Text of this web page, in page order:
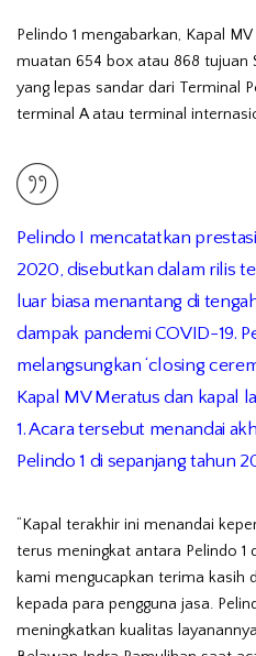
Pelindo 1 mengabarkan, Kapal
muatan 654 box atau 868 tujuan
yang lepas sandar dari Terminal
terminal A atau terminal
Pelindo I mencatatkan
2020, disebutkan dalam rilis
luar biasa menantang di
dampak pandemi COVID-19.
melangsungkan ‘closing
Kapal MV Meratus dan kapal
1. Acara tersebut menandai
Pelindo 1 di sepanjang tahun
“Kapal terakhir ini menandai
terus meningkat antara Pelindo 1
kami mengucapkan terima kasih
kepada para pengguna jasa.
meningkatkan kualitas